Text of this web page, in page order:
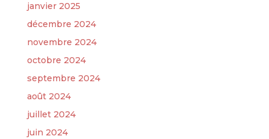
janvier 2025
décembre 2024
novembre 2024
octobre 2024
septembre 2024
août 2024
juillet 2024
juin 2024